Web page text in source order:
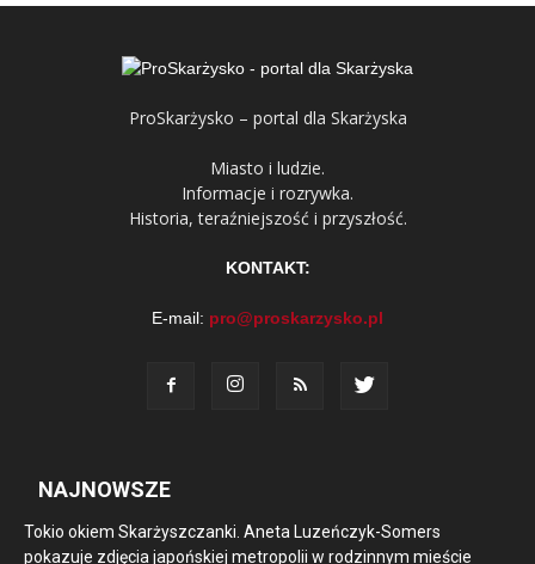
ProSkarżysko – portal dla Skarżyska
Miasto i ludzie.
Informacje i rozrywka.
Historia, teraźniejszość i przyszłość.
KONTAKT:
E-mail: pro@proskarzysko.pl
NAJNOWSZE
Tokio okiem Skarżyszczanki. Aneta Luzeńczyk-Somers
pokazuje zdjęcia japońskiej metropolii w rodzinnym mieście